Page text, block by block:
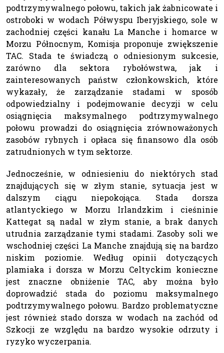
podtrzymywalnego połowu, takich jak żabnicowate i
ostroboki w wodach Półwyspu Iberyjskiego, sole w
zachodniej części kanału La Manche i homarce w
Morzu Północnym, Komisja proponuje zwiększenie
TAC. Stada te świadczą o odniesionym sukcesie,
zarówno dla sektora rybołówstwa, jak i
zainteresowanych państw członkowskich, które
wykazały, że zarządzanie stadami w sposób
odpowiedzialny i podejmowanie decyzji w celu
osiągnięcia maksymalnego podtrzymywalnego
połowu prowadzi do osiągnięcia zrównoważonych
zasobów rybnych i opłaca się finansowo dla osób
zatrudnionych w tym sektorze.
Jednocześnie, w odniesieniu do niektórych stad
znajdujących się w złym stanie, sytuacja jest w
dalszym ciągu niepokojąca. Stada dorsza
atlantyckiego w Morzu Irlandzkim i cieśninie
Kattegat są nadal w złym stanie, a brak danych
utrudnia zarządzanie tymi stadami. Zasoby soli we
wschodniej części La Manche znajdują się na bardzo
niskim poziomie. Według opinii dotyczących
plamiaka i dorsza w Morzu Celtyckim konieczne
jest znaczne obniżenie TAC, aby można było
doprowadzić stada do poziomu maksymalnego
podtrzymywalnego połowu. Bardzo problematyczne
jest również stado dorsza w wodach na zachód od
Szkocji ze względu na bardzo wysokie odrzuty i
ryzyko wyczerpania.